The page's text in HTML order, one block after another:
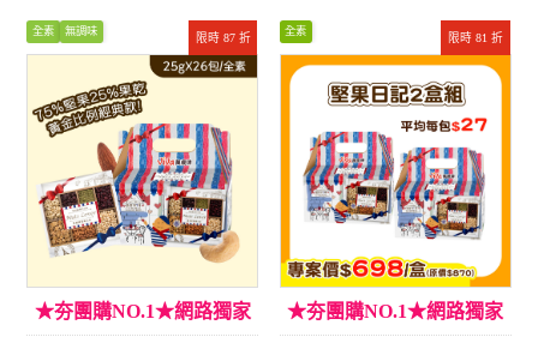
限時 87 折
全素 無調味
★夯團購NO.1★網路獨家
限時 81 折
全素
★夯團購NO.1★網路獨家